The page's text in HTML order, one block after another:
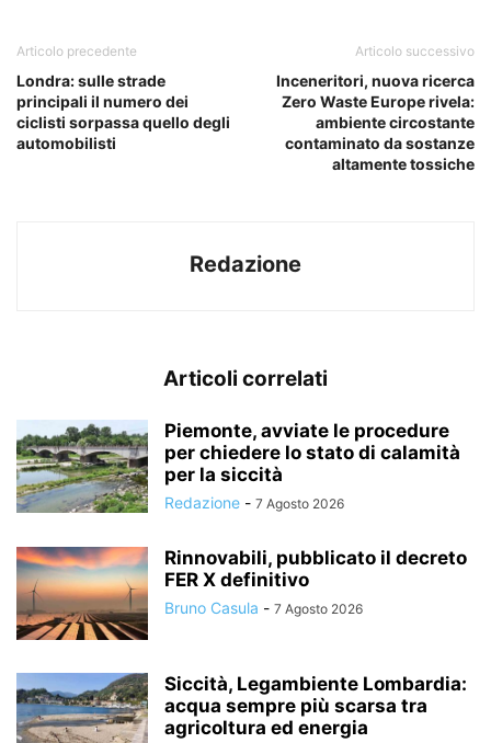
Articolo precedente
Londra: sulle strade
principali il numero dei
ciclisti sorpassa quello degli
automobilisti
Articolo successivo
Inceneritori, nuova ricerca
Zero Waste Europe rivela:
ambiente circostante
contaminato da sostanze
altamente tossiche
Redazione
Articoli correlati
Piemonte, avviate le procedure
per chiedere lo stato di calamità
per la siccità
Redazione - 7 Agosto 2026
Rinnovabili, pubblicato il decreto
FER X definitivo
Bruno Casula - 7 Agosto 2026
Siccità, Legambiente Lombardia:
acqua sempre più scarsa tra
agricoltura ed energia